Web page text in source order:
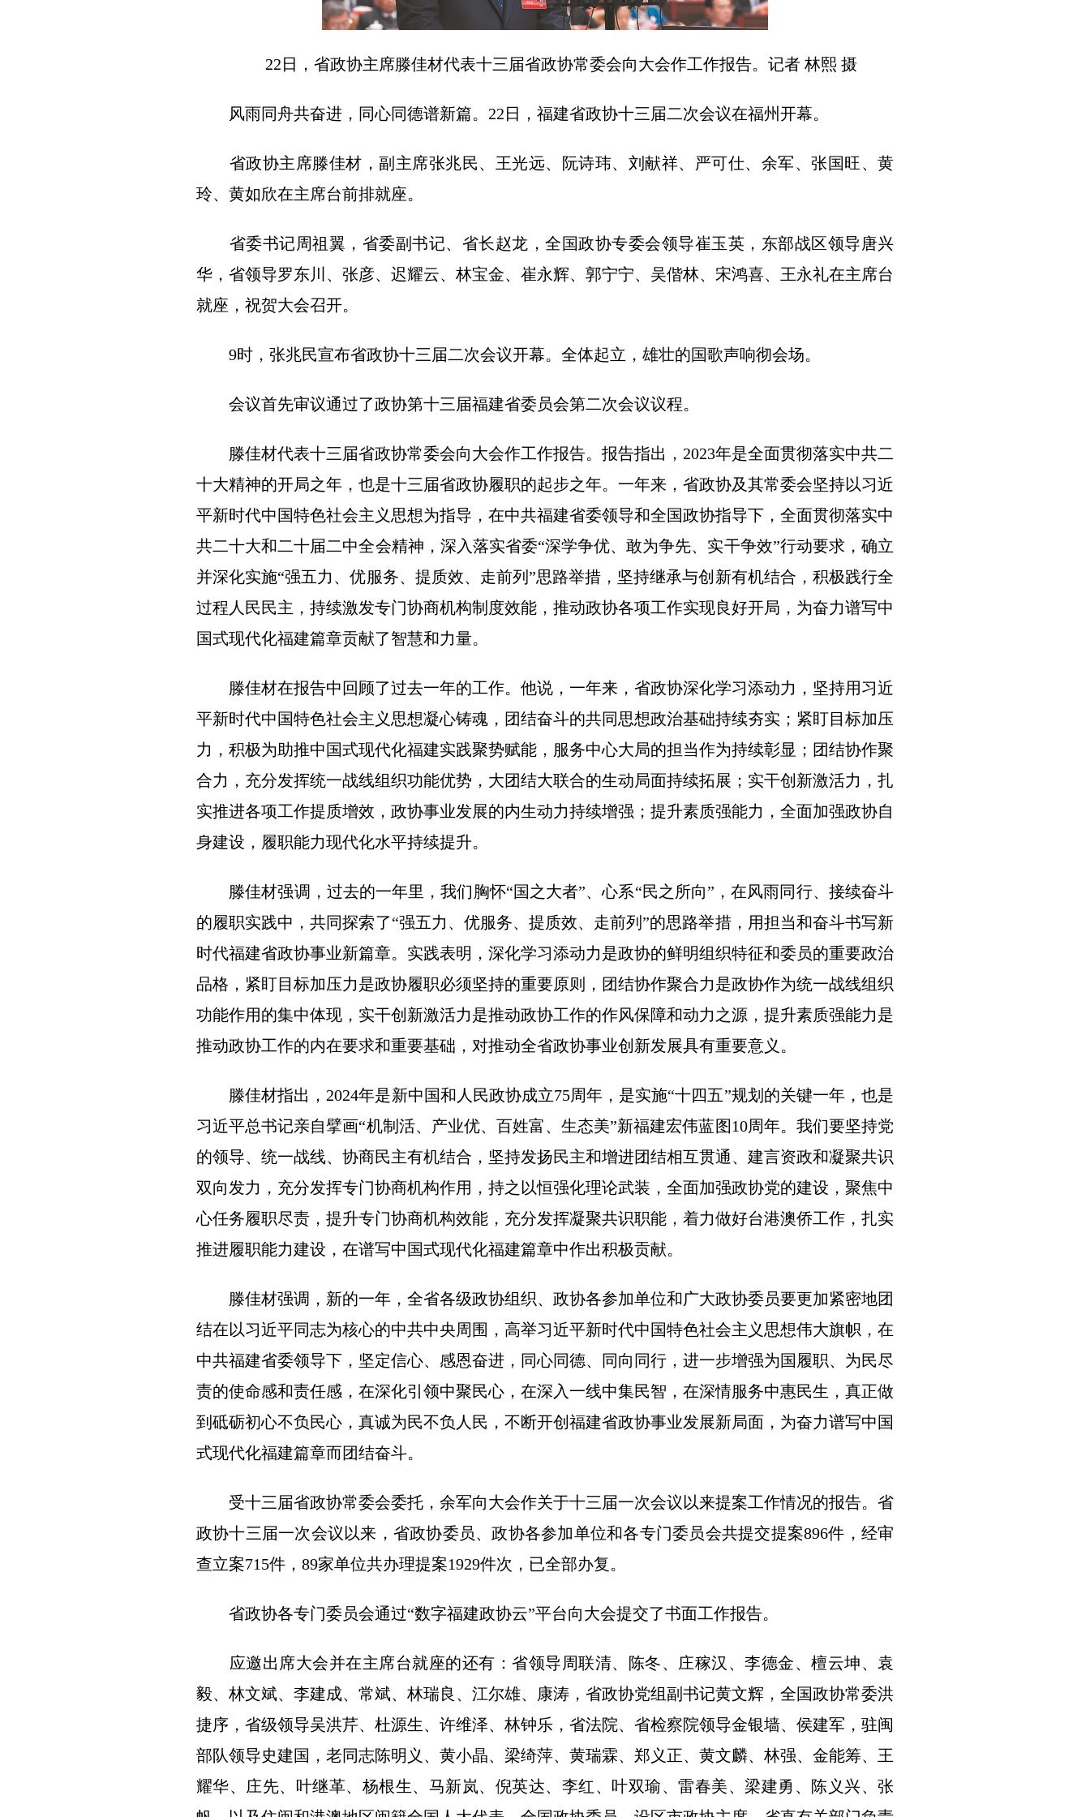
22日，省政协主席滕佳材代表十三届省政协常委会向大会作工作报告。记者 林熙 摄
风雨同舟共奋进，同心同德谱新篇。22日，福建省政协十三届二次会议在福州开幕。
省政协主席滕佳材，副主席张兆民、王光远、阮诗玮、刘献祥、严可仕、余军、张国旺、黄
玲、黄如欣在主席台前排就座。
省委书记周祖翼，省委副书记、省长赵龙，全国政协专委会领导崔玉英，东部战区领导唐兴
华，省领导罗东川、张彦、迟耀云、林宝金、崔永辉、郭宁宁、吴偕林、宋鸿喜、王永礼在主席台
就座，祝贺大会召开。
9时，张兆民宣布省政协十三届二次会议开幕。全体起立，雄壮的国歌声响彻会场。
会议首先审议通过了政协第十三届福建省委员会第二次会议议程。
滕佳材代表十三届省政协常委会向大会作工作报告。报告指出，2023年是全面贯彻落实中共二
十大精神的开局之年，也是十三届省政协履职的起步之年。一年来，省政协及其常委会坚持以习近
平新时代中国特色社会主义思想为指导，在中共福建省委领导和全国政协指导下，全面贯彻落实中
共二十大和二十届二中全会精神，深入落实省委“深学争优、敢为争先、实干争效”行动要求，确立
并深化实施“强五力、优服务、提质效、走前列”思路举措，坚持继承与创新有机结合，积极践行全
过程人民民主，持续激发专门协商机构制度效能，推动政协各项工作实现良好开局，为奋力谱写中
国式现代化福建篇章贡献了智慧和力量。
滕佳材在报告中回顾了过去一年的工作。他说，一年来，省政协深化学习添动力，坚持用习近
平新时代中国特色社会主义思想凝心铸魂，团结奋斗的共同思想政治基础持续夯实；紧盯目标加压
力，积极为助推中国式现代化福建实践聚势赋能，服务中心大局的担当作为持续彰显；团结协作聚
合力，充分发挥统一战线组织功能优势，大团结大联合的生动局面持续拓展；实干创新激活力，扎
实推进各项工作提质增效，政协事业发展的内生动力持续增强；提升素质强能力，全面加强政协自
身建设，履职能力现代化水平持续提升。
滕佳材强调，过去的一年里，我们胸怀“国之大者”、心系“民之所向”，在风雨同行、接续奋斗
的履职实践中，共同探索了“强五力、优服务、提质效、走前列”的思路举措，用担当和奋斗书写新
时代福建省政协事业新篇章。实践表明，深化学习添动力是政协的鲜明组织特征和委员的重要政治
品格，紧盯目标加压力是政协履职必须坚持的重要原则，团结协作聚合力是政协作为统一战线组织
功能作用的集中体现，实干创新激活力是推动政协工作的作风保障和动力之源，提升素质强能力是
推动政协工作的内在要求和重要基础，对推动全省政协事业创新发展具有重要意义。
滕佳材指出，2024年是新中国和人民政协成立75周年，是实施“十四五”规划的关键一年，也是
习近平总书记亲自擘画“机制活、产业优、百姓富、生态美”新福建宏伟蓝图10周年。我们要坚持党
的领导、统一战线、协商民主有机结合，坚持发扬民主和增进团结相互贯通、建言资政和凝聚共识
双向发力，充分发挥专门协商机构作用，持之以恒强化理论武装，全面加强政协党的建设，聚焦中
心任务履职尽责，提升专门协商机构效能，充分发挥凝聚共识职能，着力做好台港澳侨工作，扎实
推进履职能力建设，在谱写中国式现代化福建篇章中作出积极贡献。
滕佳材强调，新的一年，全省各级政协组织、政协各参加单位和广大政协委员要更加紧密地团
结在以习近平同志为核心的中共中央周围，高举习近平新时代中国特色社会主义思想伟大旗帜，在
中共福建省委领导下，坚定信心、感恩奋进，同心同德、同向同行，进一步增强为国履职、为民尽
责的使命感和责任感，在深化引领中聚民心，在深入一线中集民智，在深情服务中惠民生，真正做
到砥砺初心不负民心，真诚为民不负人民，不断开创福建省政协事业发展新局面，为奋力谱写中国
式现代化福建篇章而团结奋斗。
受十三届省政协常委会委托，余军向大会作关于十三届一次会议以来提案工作情况的报告。省
政协十三届一次会议以来，省政协委员、政协各参加单位和各专门委员会共提交提案896件，经审
查立案715件，89家单位共办理提案1929件次，已全部办复。
省政协各专门委员会通过“数字福建政协云”平台向大会提交了书面工作报告。
应邀出席大会并在主席台就座的还有：省领导周联清、陈冬、庄稼汉、李德金、檀云坤、袁
毅、林文斌、李建成、常斌、林瑞良、江尔雄、康涛，省政协党组副书记黄文辉，全国政协常委洪
捷序，省级领导吴洪芹、杜源生、许维泽、林钟乐，省法院、省检察院领导金银墙、侯建军，驻闽
部队领导史建国，老同志陈明义、黄小晶、梁绮萍、黄瑞霖、郑义正、黄文麟、林强、金能筹、王
耀华、庄先、叶继革、杨根生、马新岚、倪英达、李红、叶双瑜、雷春美、梁建勇、陈义兴、张